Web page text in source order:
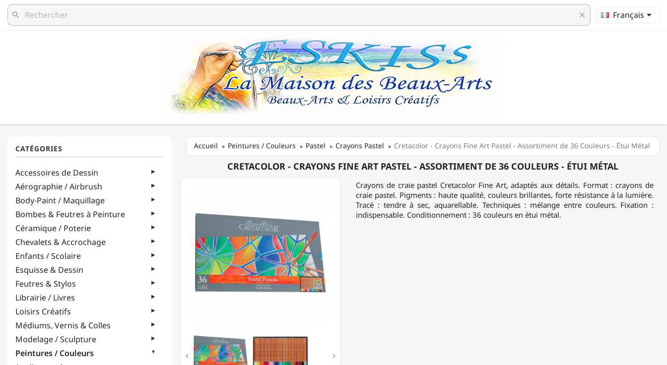
search clear Français
Accessoires de Dessin
Aérographie / Airbrush
Body-Paint / Maquillage
Bombes & Feutres à Peinture
Céramique / Poterie
Chevalets & Accrochage
Enfants / Scolaire
Esquisse & Dessin
Feutres & Stylos
Librairie / Livres
Loisirs Créatifs
Médiums, Vernis & Colles
Modelage / Sculpture
Peintures / Couleurs
Accueil Peintures / Couleurs Pastel Crayons Pastel Cretacolor - Crayons Fine Art Pastel - Assortiment de 36 Couleurs - Étui Métal
CRETACOLOR
PASTEL
ASSORTIMENT
DE
36
COULEURS
ÉTUI
MÉTAL
CRETACOLOR - CRAYONS FINE ART PASTEL - ASSORTIMENT DE 36 COULEURS - ÉTUI MÉTAL
 
Crayons de craie pastel Cretacolor Fine Art, adaptés aux détails. Format : crayons de
craie pastel. Pigments : haute qualité, couleurs brillantes, forte résistance à la lumière.
Tracé : tendre à sec, aquarellable. Techniques : mélange entre couleurs. Fixation :
indispensable. Conditionnement : 36 couleurs en étui métal.